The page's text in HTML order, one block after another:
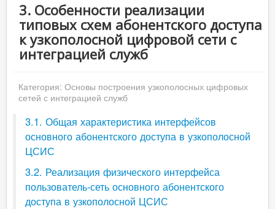
3. Особенности реализации
типовых схем абонентского доступа
к узкополосной цифровой сети с
интеграцией служб
Категория: Основы построения узкополосных цифровых
сетей с интеграцией служб
3.1. Общая характеристика интерфейсов
основного абонентского доступа в узкополосной
ЦСИС
3.2. Реализация физического интерфейса
пользователь-сеть основного абонентского
доступа в узкополосной ЦСИС